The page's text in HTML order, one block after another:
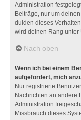
Administration
Beiträge, nur um
dulden dieses
wird deinen Rang unter
Nach oben
Wenn ich bei einem
aufgefordert, mich
Nur registrierte
Nachrichten an andere
Administration
Missbrauch dieses